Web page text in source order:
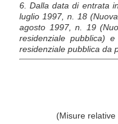
6. Dalla data di entrata
luglio 1997, n. 18
agosto 1997, n. 19
residenziale pubblica)
residenziale pubblica da
(Misure